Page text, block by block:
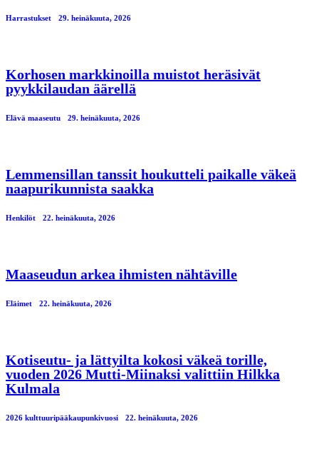
Harrastukset 29. heinäkuuta, 2026
Korhosen markkinoilla muistot heräsivät
pyykkilaudan äärellä
Elävä maaseutu 29. heinäkuuta, 2026
Lemmensillan tanssit houkutteli paikalle väkeä
naapurikunnista saakka
Henkilöt 22. heinäkuuta, 2026
Maaseudun arkea ihmisten nähtäville
Eläimet 22. heinäkuuta, 2026
Kotiseutu- ja lättyilta kokosi väkeä torille,
vuoden 2026 Mutti-Miinaksi valittiin Hilkka
Kulmala
2026 kulttuuripääkaupunkivuosi 22. heinäkuuta, 2026